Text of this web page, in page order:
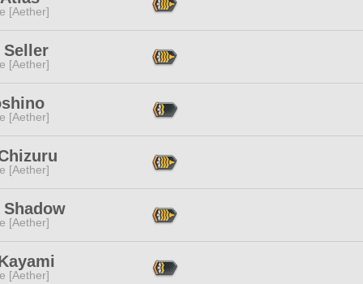
[Aether]
Seller
[Aether]
[Aether]
[Aether]
[Aether]
[Aether]